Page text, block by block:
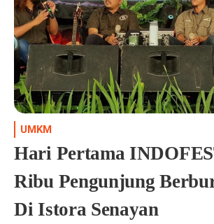
UMKM
Hari Pertama
Ribu Pengunjung
Di Istora Senayan